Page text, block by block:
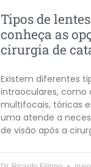
Tipos de
conheça as
cirurgia de
Existem diferentes
intraoculares, como
multifocais, tóricas
uma atende a
de visão após a